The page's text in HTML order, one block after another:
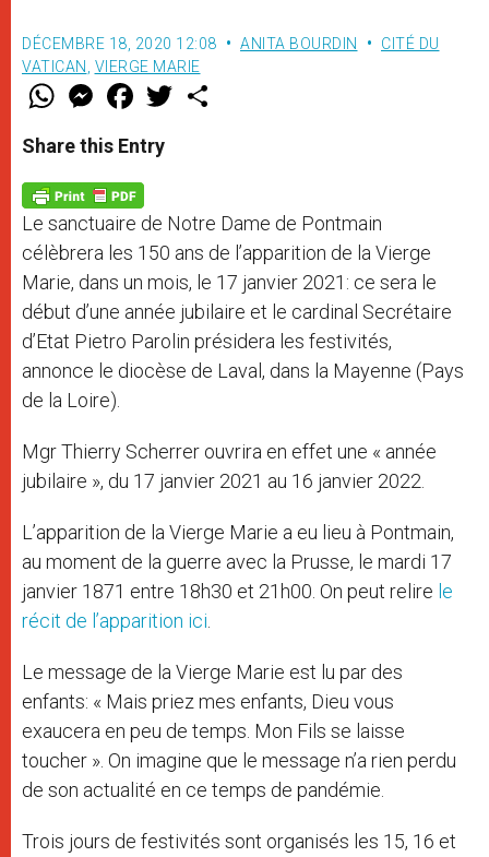
DÉCEMBRE 18, 2020 12:08 ANITA BOURDIN
CITÉ DU
VATICAN
VIERGE MARIE
W
t
s
p
p
M
e
s
e
g
e
r
F
a
e
b
o
k
w
Share this Entry
Le sanctuaire de Notre Dame de Pontmain
célèbrera les 150 ans de l’apparition de la Vierge
Marie, dans un mois, le 17 janvier 2021: ce sera le
début d’une année jubilaire et le cardinal Secrétaire
d’Etat Pietro Parolin présidera les festivités,
annonce le diocèse de Laval, dans la Mayenne (Pays
de la Loire).
Mgr Thierry Scherrer ouvrira en effet une « année
jubilaire », du 17 janvier 2021 au 16 janvier 2022.
L’apparition de la Vierge Marie a eu lieu à Pontmain,
au moment de la guerre avec la Prusse, le mardi 17
janvier 1871 entre 18h30 et 21h00. On peut relire le
récit de l’apparition ici
Le message de la Vierge Marie est lu par des
enfants: « Mais priez mes enfants, Dieu vous
exaucera en peu de temps. Mon Fils se laisse
toucher ». On imagine que le message n’a rien perdu
de son actualité en ce temps de pandémie.
Trois jours de festivités sont organisés les 15, 16 et